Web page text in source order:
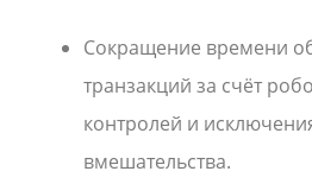
Сокращение времени
транзакций за счёт
контролей и
вмешательства.